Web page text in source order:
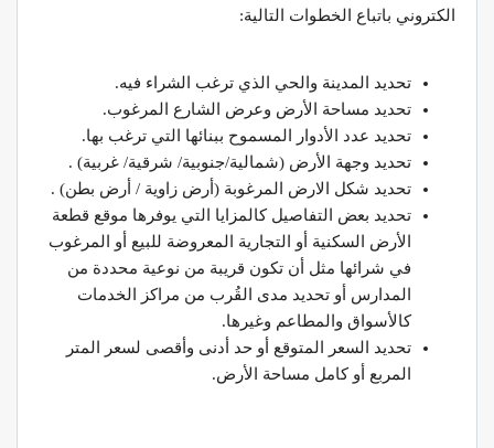
الكتروني باتباع الخطوات التالية:
تحديد المدينة والحي الذي ترغب الشراء فيه.
تحديد مساحة الأرض وعرض الشارع المرغوب.
تحديد عدد الأدوار المسموح ببنائها التي ترغب بها.
تحديد وجهة الأرض (شمالية/جنوبية/ شرقية/ غربية) .
تحديد شكل الارض المرغوبة (أرض زاوية / أرض بطن) .
تحديد بعض التفاصيل كالمزايا التي يوفرها موقع قطعة
الأرض السكنية أو التجارية المعروضة للبيع أو المرغوب
في شرائها مثل أن تكون قريبة من نوعية محددة من
المدارس أو تحديد مدى القُرب من مراكز الخدمات
كالأسواق والمطاعم وغيرها.
تحديد السعر المتوقع أو حد أدنى وأقصى لسعر المتر
المربع أو كامل مساحة الأرض.